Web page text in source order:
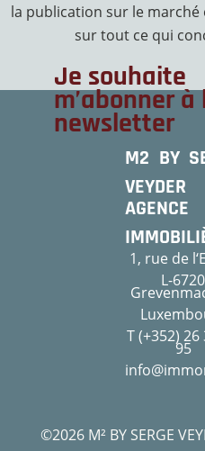
la publication sur le
sur tout ce qui
Je souhaite
m’abonner à
newsletter
M2 BY
VEYDER
AGENCE
1, rue de
L-6720
T (+352) 26
95
©2026 M² BY SERGE